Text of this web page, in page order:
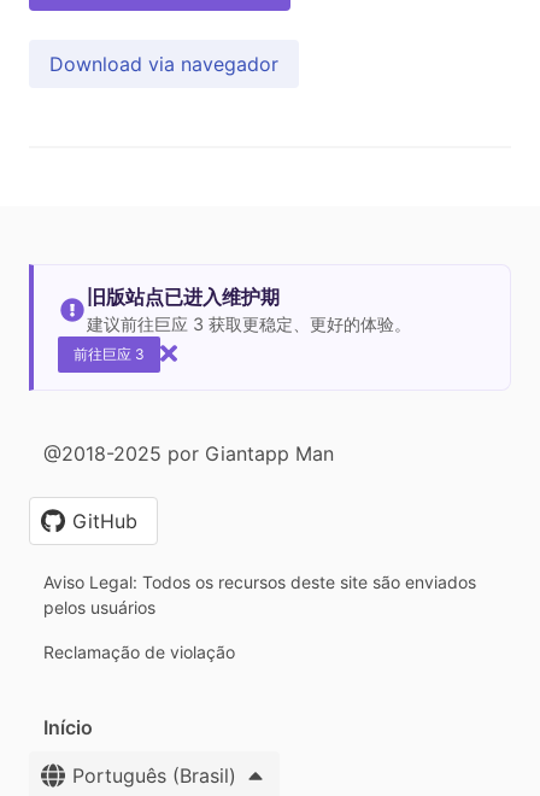
Download via navegador
旧版站点已进入维护期
建议前往巨应 3 获取更稳定、更好的体验。
前往巨应 3
@2018-2025 por Giantapp Man
GitHub
Aviso Legal: Todos os recursos deste site são enviados
pelos usuários
Reclamação de violação
Início
Português (Brasil)